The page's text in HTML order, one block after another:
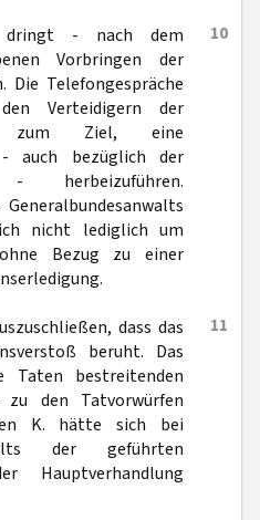
10
dringt - nach dem
Vorbringen der
Die Telefongespräche
Verteidigern der
zum Ziel, eine
- auch bezüglich der
- herbeizuführen.
nicht lediglich um
ohne Bezug zu einer
11
dass das
beruht. Das
Taten bestreitenden
den Tatvorwürfen
K. hätte sich bei
der geführten
Hauptverhandlung